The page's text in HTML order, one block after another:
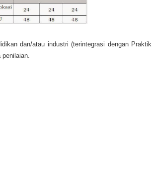
dan/atau industri (terintegrasi dengan Praktik